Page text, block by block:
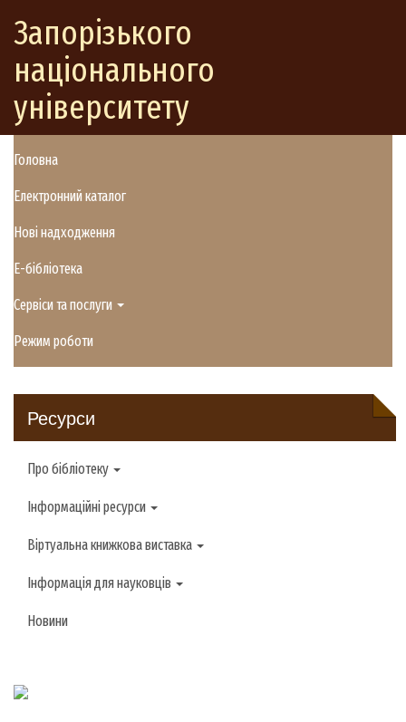
Запорізького
національного
університету
Головна
Електронний каталог
Нові надходження
E-бібліотека
Сервіси та послуги
Режим роботи
Ресурси
Про бібліотеку
Інформаційні ресурси
Віртуальна книжкова виставка
Інформація для науковців
Новини